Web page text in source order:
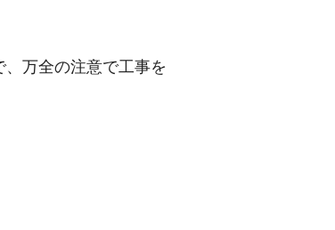
万全の注意で工事を